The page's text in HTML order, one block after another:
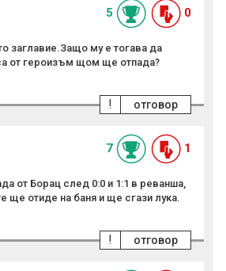
5 0
заглавие.Защо му е тогава да
от героизъм щом ще отпада?
отговор
!
7 1
от Борац след 0:0 и 1:1 в реванша,
ще отиде на баня и ще сгази лука.
отговор
!